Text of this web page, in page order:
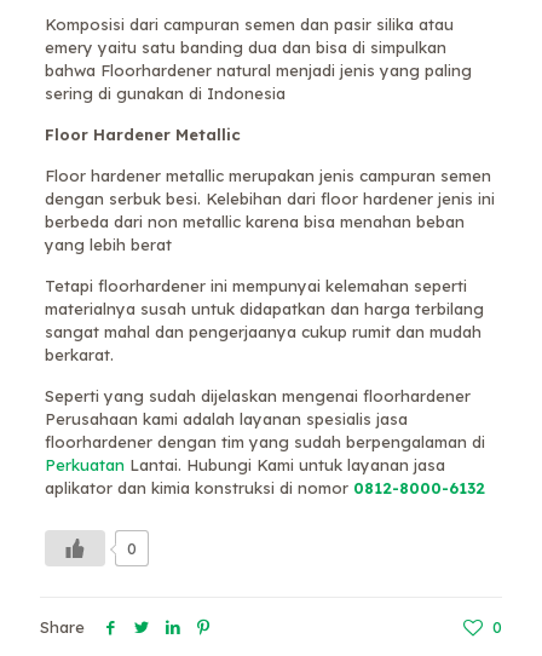
Komposisi dari campuran semen dan pasir silika atau
emery yaitu satu banding dua dan bisa di simpulkan
bahwa Floorhardener natural menjadi jenis yang paling
sering di gunakan di Indonesia
Floor Hardener Metallic
Floor hardener metallic merupakan jenis campuran semen
dengan serbuk besi. Kelebihan dari floor hardener jenis ini
berbeda dari non metallic karena bisa menahan beban
yang lebih berat
Tetapi floorhardener ini mempunyai kelemahan seperti
materialnya susah untuk didapatkan dan harga terbilang
sangat mahal dan pengerjaanya cukup rumit dan mudah
berkarat.
Seperti yang sudah dijelaskan mengenai floorhardener
Perusahaan kami adalah layanan spesialis jasa
floorhardener dengan tim yang sudah berpengalaman di
Perkuatan Lantai. Hubungi Kami untuk layanan jasa
aplikator dan kimia konstruksi di nomor 0812-8000-6132
0
Share 0